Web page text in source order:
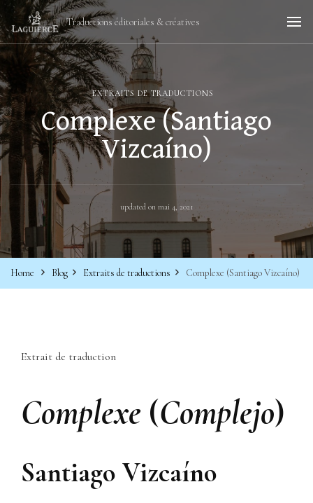
Traductions éditoriales & créatives
EXTRAITS DE TRADUCTIONS
Complexe (Santiago
Vizcaíno)
updated on mai 4, 2021
Home Blog Extraits de traductions Complexe (Santiago Vizcaíno)
Extrait de traduction
Complexe (Complejo)
Santiago Vizcaíno